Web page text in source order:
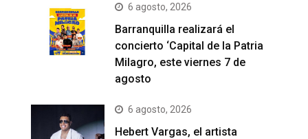
6 agosto, 2026
Barranquilla realizará el
concierto ‘Capital de la Patria
Milagro, este viernes 7 de
agosto
6 agosto, 2026
Hebert Vargas, el artista